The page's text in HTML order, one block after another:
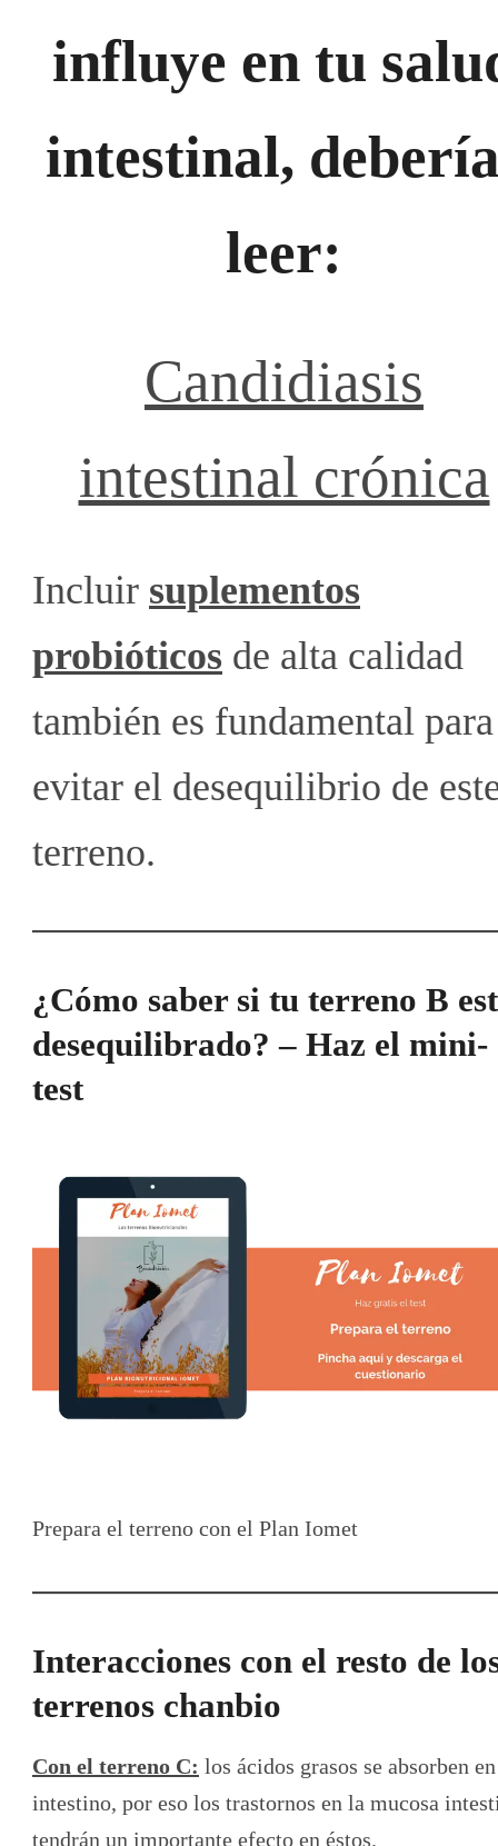
influye en tu
intestinal,
leer:
Candidiasis
intestinal crónica
Incluir suplementos
probióticos de alta calidad
también es fundamental para
evitar el desequilibrio de
terreno.
¿Cómo saber si tu terreno B
desequilibrado? – Haz el mini-
test
Prepara el terreno con el Plan Iomet
Interacciones con el resto de
terrenos chanbio
Con el terreno C: los ácidos grasos se absorben
intestino, por eso los trastornos en la mucosa
tendrán un importante efecto en éstos.